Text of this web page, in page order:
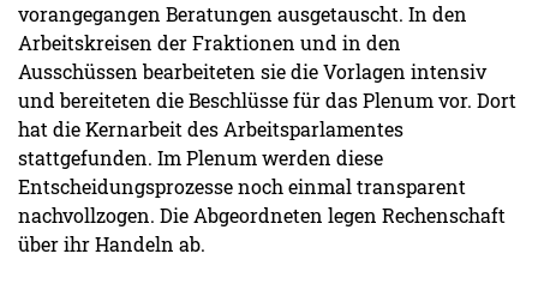
vorangegangen Beratungen ausgetauscht. In den
Arbeitskreisen der Fraktionen und in den
Ausschüssen bearbeiteten sie die Vorlagen intensiv
und bereiteten die Beschlüsse für das Plenum vor. Dort
hat die Kernarbeit des Arbeitsparlamentes
stattgefunden. Im Plenum werden diese
Entscheidungsprozesse noch einmal transparent
nachvollzogen. Die Abgeordneten legen Rechenschaft
über ihr Handeln ab.